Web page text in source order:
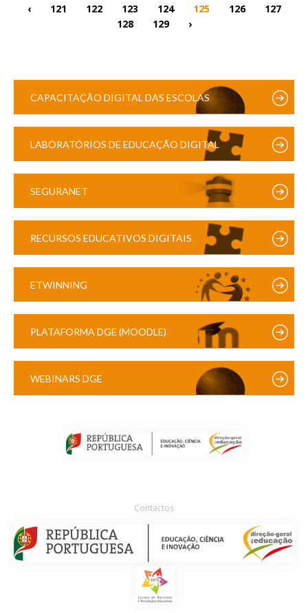
‹ 121 122 123 124 125 126
127
128
129 ›
CAPACITAÇÃO DIGITAL DAS ESCOLAS
LABORATÓRIOS DE EDUCAÇÃO DIGITAL
SEGURANET
RECURSOS EDUCATIVOS DIGITAIS
ETWINNING
PLATAFORMA DGE (MOODLE)
WEBINARS DGE
Contactos